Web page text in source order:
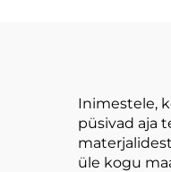
Inimestele,
püsivad aja
üle kogu